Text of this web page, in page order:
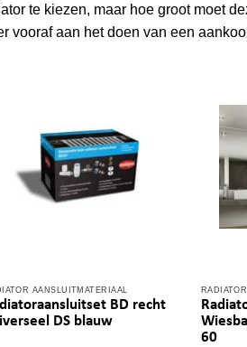
te kiezen, maar hoe groot moet
vooraf aan het doen van een
AANSLUITMATERIAAL
BD recht
DS blauw
60
Dit
product
heeft